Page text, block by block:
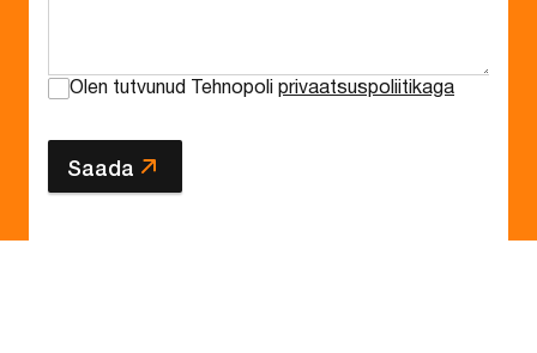
Olen tutvunud Tehnopoliprivaatsuspoliitikaga
Saada